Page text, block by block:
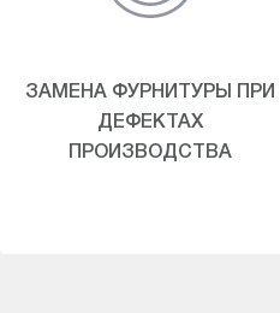
ЗАМЕНА ФУРНИТУРЫ ПРИ
ДЕФЕКТАХ
ПРОИЗВОДСТВА